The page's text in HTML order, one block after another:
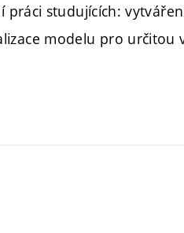
studujících:
modelu pro určitou